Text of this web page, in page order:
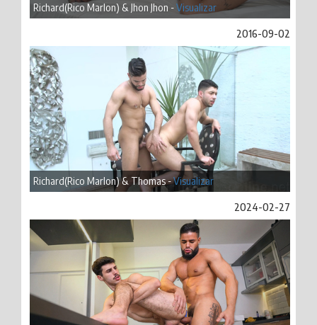
Richard(Rico Marlon) & Jhon Jhon -Visualizar
2016-09-02
Richard(Rico Marlon) & Thomas -Visualizar
2024-02-27